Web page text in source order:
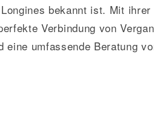
bekannt ist. Mit ihrer
Verbindung von
umfassende Beratung